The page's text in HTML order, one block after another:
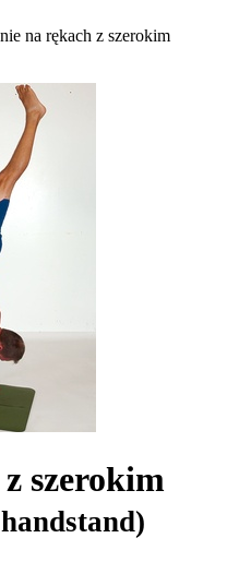
na rękach z szerokim
szerokim